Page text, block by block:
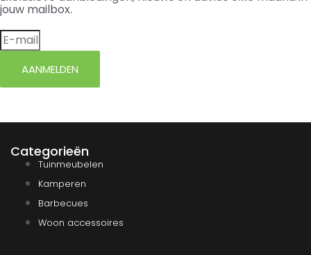
jouw mailbox.
AANMELDEN
Categorieën
Tuinmeubelen
Kamperen
Barbecues
Woon accessoires